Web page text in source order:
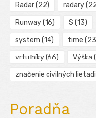
Radar(22) radary
Runway(16) S (13)
system (14) time
vrtuľníky(66) Výška
značenie civilných
Poradňa